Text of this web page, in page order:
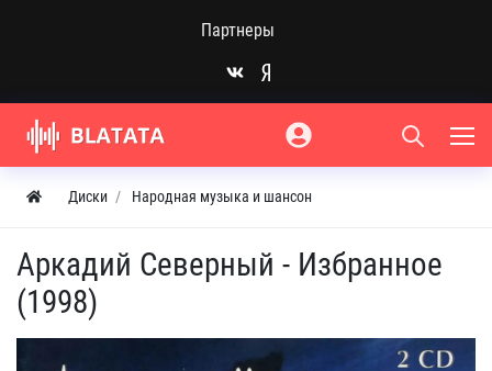
Партнеры
Диски Народная музыка и шансон
Аркадий Северный - Избранное
(1998)